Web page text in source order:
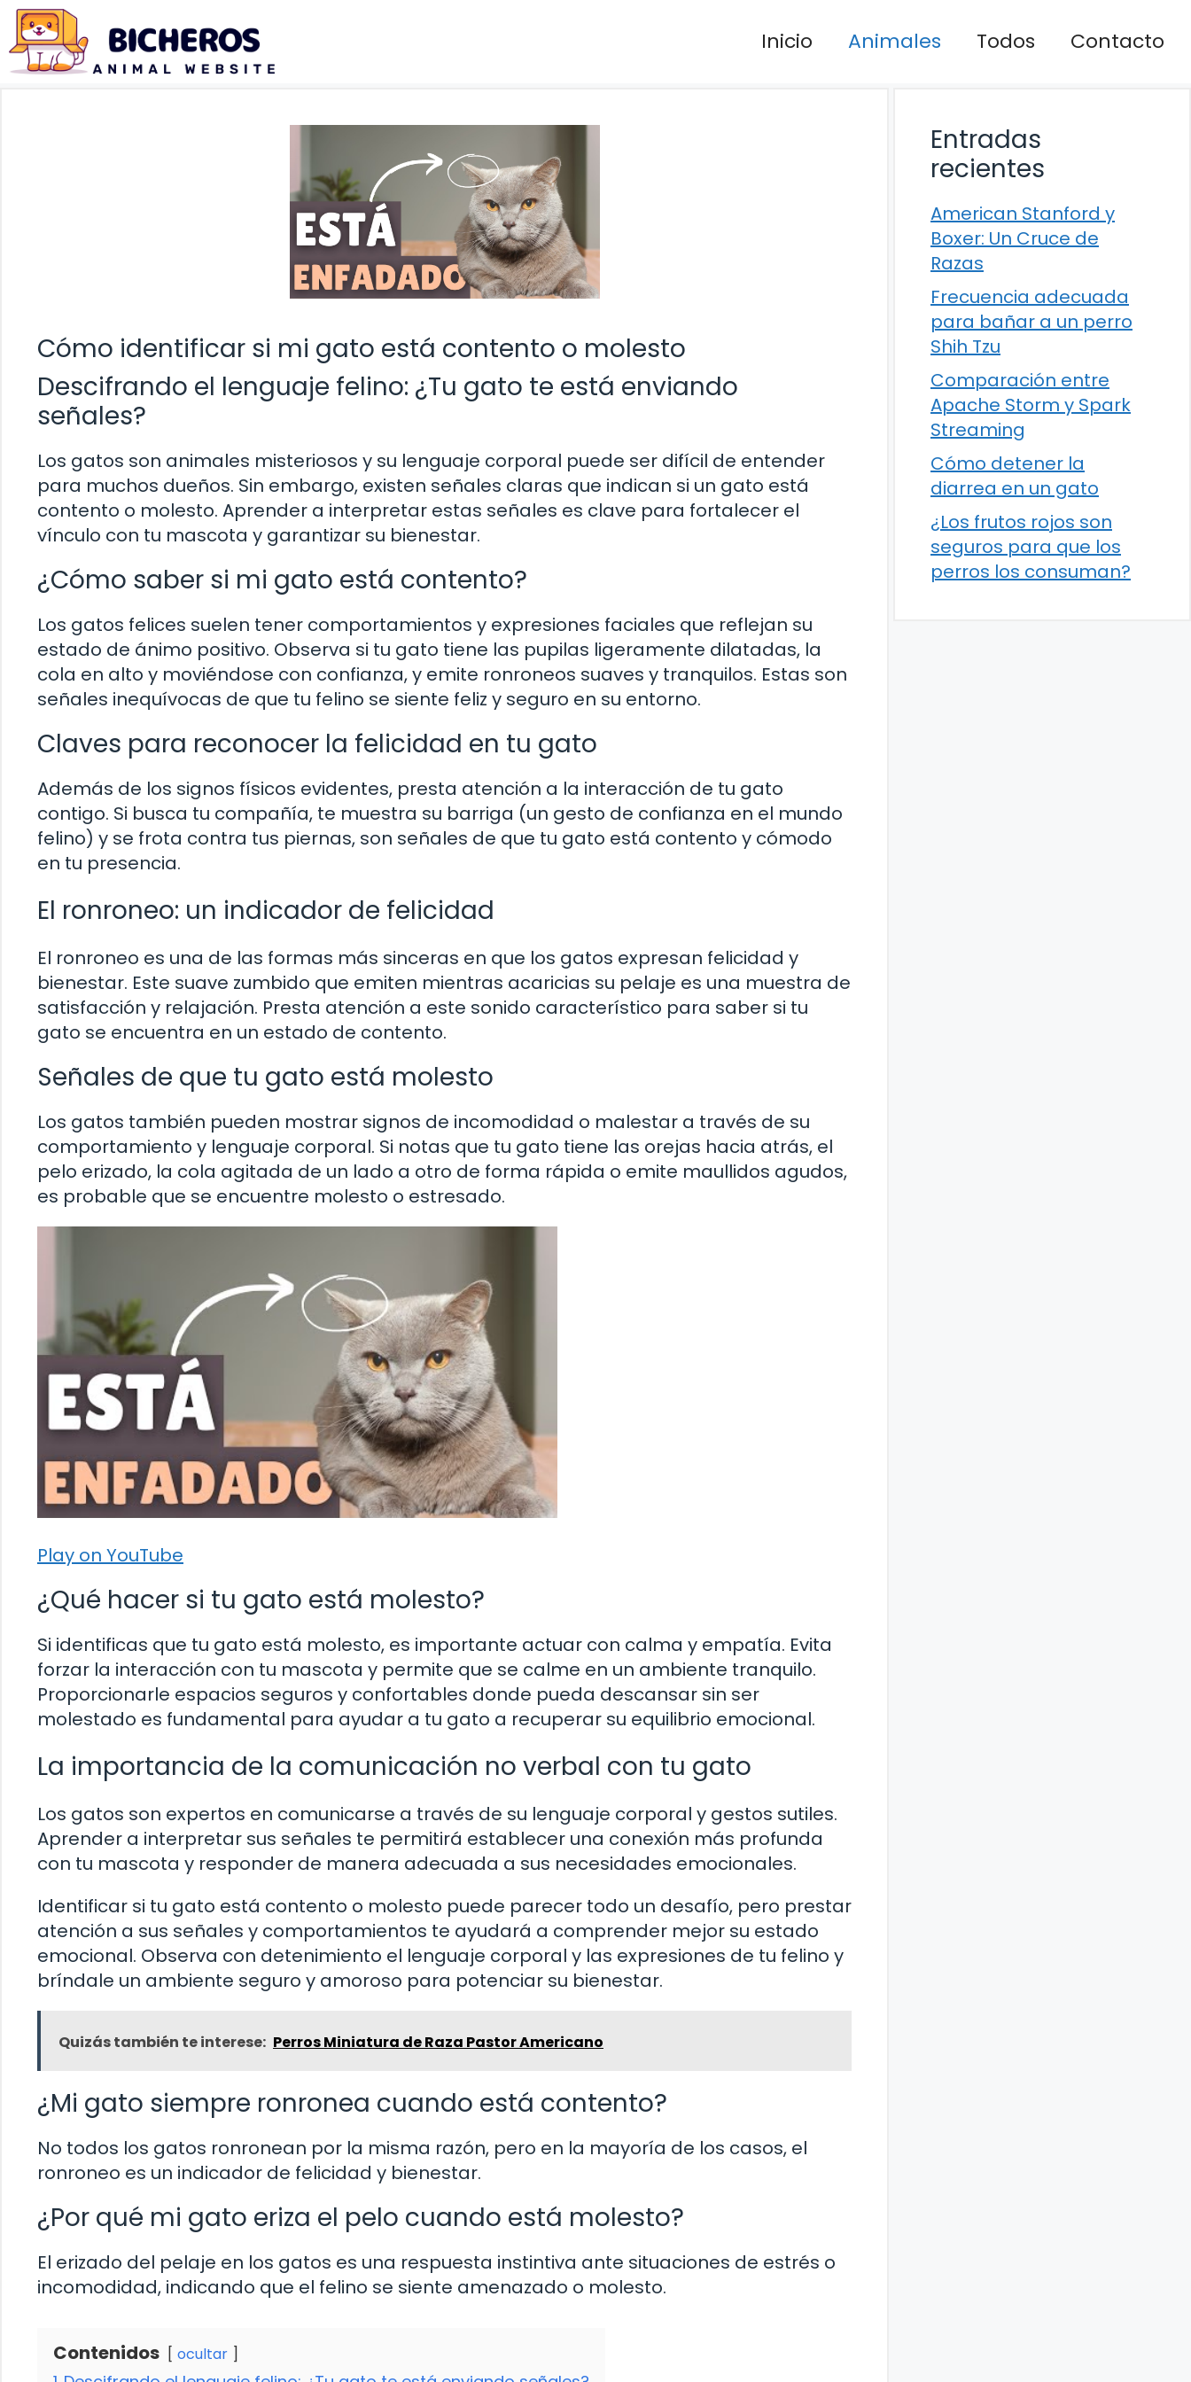
Saltar
contenido
Inicio Animales Todos Contacto
Cómo identificar si mi gato está contento o molesto
Descifrando el lenguaje felino: ¿Tu gato te está enviando
señales?
Los gatos son animales misteriosos y su lenguaje corporal puede ser difícil de entender
para muchos dueños. Sin embargo, existen señales claras que indican si un gato está
contento o molesto. Aprender a interpretar estas señales es clave para fortalecer el
vínculo con tu mascota y garantizar su bienestar.
¿Cómo saber si mi gato está contento?
Los gatos felices suelen tener comportamientos y expresiones faciales que reflejan su
estado de ánimo positivo. Observa si tu gato tiene las pupilas ligeramente dilatadas, la
cola en alto y moviéndose con confianza, y emite ronroneos suaves y tranquilos. Estas son
señales inequívocas de que tu felino se siente feliz y seguro en su entorno.
Claves para reconocer la felicidad en tu gato
Además de los signos físicos evidentes, presta atención a la interacción de tu gato
contigo. Si busca tu compañía, te muestra su barriga (un gesto de confianza en el mundo
felino) y se frota contra tus piernas, son señales de que tu gato está contento y cómodo
en tu presencia.
El ronroneo: un indicador de felicidad
El ronroneo es una de las formas más sinceras en que los gatos expresan felicidad y
bienestar. Este suave zumbido que emiten mientras acaricias su pelaje es una muestra de
satisfacción y relajación. Presta atención a este sonido característico para saber si tu
gato se encuentra en un estado de contento.
Señales de que tu gato está molesto
Los gatos también pueden mostrar signos de incomodidad o malestar a través de su
comportamiento y lenguaje corporal. Si notas que tu gato tiene las orejas hacia atrás, el
pelo erizado, la cola agitada de un lado a otro de forma rápida o emite maullidos agudos,
es probable que se encuentre molesto o estresado.
Play on YouTube
¿Qué hacer si tu gato está molesto?
Si identificas que tu gato está molesto, es importante actuar con calma y empatía. Evita
forzar la interacción con tu mascota y permite que se calme en un ambiente tranquilo.
Proporcionarle espacios seguros y confortables donde pueda descansar sin ser
molestado es fundamental para ayudar a tu gato a recuperar su equilibrio emocional.
La importancia de la comunicación no verbal con tu gato
Los gatos son expertos en comunicarse a través de su lenguaje corporal y gestos sutiles.
Aprender a interpretar sus señales te permitirá establecer una conexión más profunda
con tu mascota y responder de manera adecuada a sus necesidades emocionales.
Identificar si tu gato está contento o molesto puede parecer todo un desafío, pero prestar
atención a sus señales y comportamientos te ayudará a comprender mejor su estado
emocional. Observa con detenimiento el lenguaje corporal y las expresiones de tu felino y
bríndale un ambiente seguro y amoroso para potenciar su bienestar.
Quizás también te interese: Perros Miniatura de Raza Pastor Americano
¿Mi gato siempre ronronea cuando está contento?
No todos los gatos ronronean por la misma razón, pero en la mayoría de los casos, el
ronroneo es un indicador de felicidad y bienestar.
¿Por qué mi gato eriza el pelo cuando está molesto?
El erizado del pelaje en los gatos es una respuesta instintiva ante situaciones de estrés o
incomodidad, indicando que el felino se siente amenazado o molesto.
Contenidos ocultar
Entradas
recientes
American Stanford y
Boxer: Un Cruce de
Razas
Frecuencia adecuada
para bañar a un perro
Shih Tzu
Comparación entre
Apache Storm y Spark
Streaming
Cómo detener la
diarrea en un gato
¿Los frutos rojos son
seguros para que los
perros los consuman?